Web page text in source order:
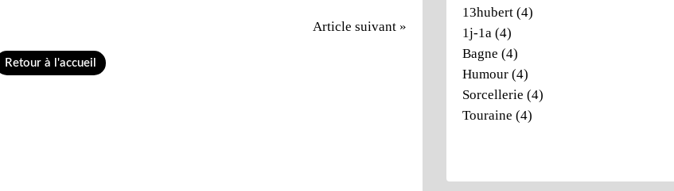
Article suivant »
Retour à l'accueil
13hubert (4)
1j-1a (4)
Bagne (4)
Humour (4)
Sorcellerie (4)
Touraine (4)